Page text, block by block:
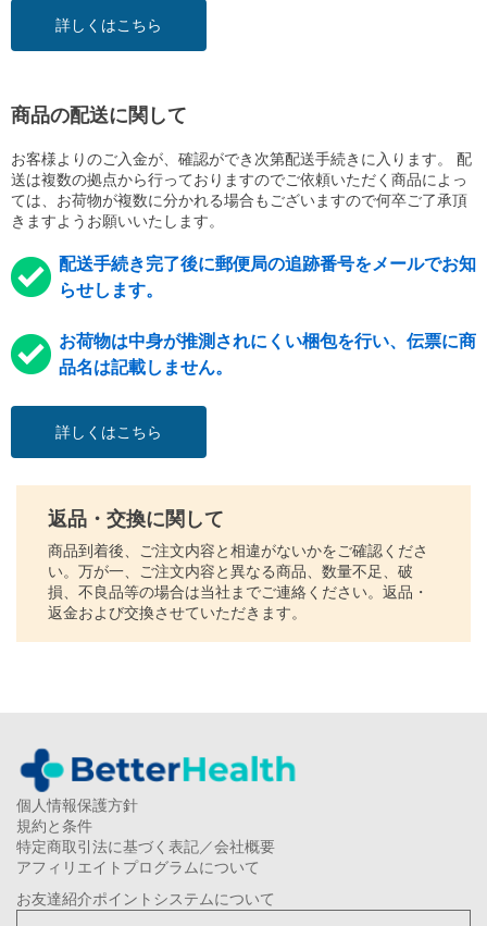
詳しくはこちら
商品の配送に関して
お客様よりのご入金が、確認ができ次第配送手続きに入ります。 配
送は複数の拠点から行っておりますのでご依頼いただく商品によっ
ては、お荷物が複数に分かれる場合もございますので何卒ご了承頂
きますようお願いいたします。
配送手続き完了後に郵便局の追跡番号をメールでお知
らせします。
お荷物は中身が推測されにくい梱包を行い、伝票に商
品名は記載しません。
詳しくはこちら
返品・交換に関して
商品到着後、ご注文内容と相違がないかをご確認くださ
い。万が一、ご注文内容と異なる商品、数量不足、破
損、不良品等の場合は当社までご連絡ください。返品・
返金および交換させていただきます。
個人情報保護方針
規約と条件
特定商取引法に基づく表記／会社概要
アフィリエイトプログラムについて
お友達紹介ポイントシステムについて